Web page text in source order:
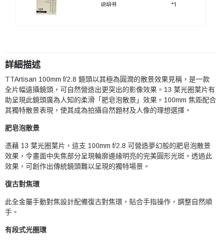
詳細描述
TTArtisan 100mm f/2.8 鏡頭以其極為圓潤的散景效果見稱，是一款
全片幅遠攝鏡頭，可自然營造出更突出的影像效果。13 葉光圈葉片有
助呈現此鏡頭廣為人知的柔滑「肥皂泡散景」效果。100mm 焦距配合
其獨特散景表現，使其成為拍攝自然題材及人像的理想選擇。
肥皂泡散景
憑藉 13 葉光圈葉片，這支 100mm f/2.8 可營造夢幻般的肥皂泡散景
效果，令畫面中失焦部分呈現輪廓邊緣明亮的完美圓形光斑。透過此
效果，可創作出傳統鏡頭難以呈現的獨特場景。
復古對焦環
此全金屬手動對焦設計配備復古對焦環，貼合手指操作，調整自然順
手。
有段式光圈環